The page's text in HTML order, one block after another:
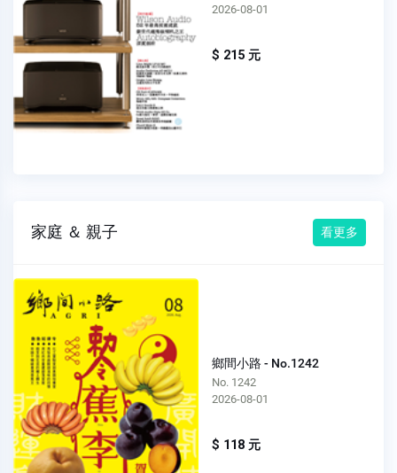
2026-08-01
$ 215 元
家庭 ＆ 親子 看更多
鄉間小路 - No.1242
No. 1242
2026-08-01
$ 118 元